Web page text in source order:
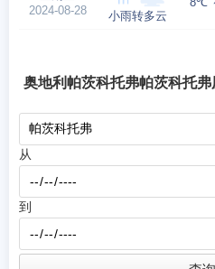
2024-08-28
小雨转多云
奥地利帕茨科托弗帕茨科托
从
到